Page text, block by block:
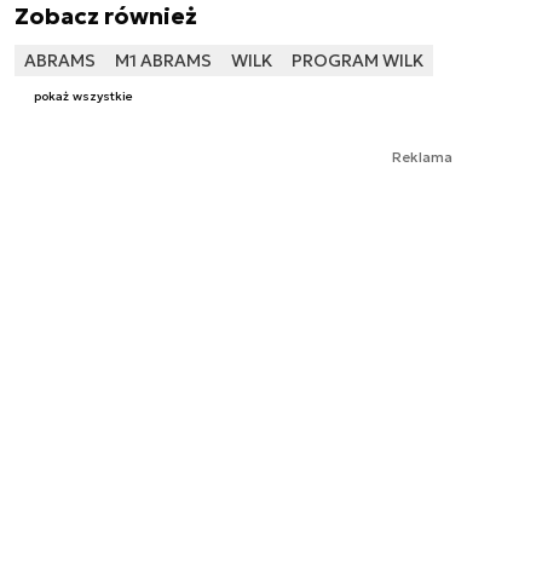
Zobacz również
ABRAMS M1 ABRAMS WILK PROGRAM WILK
pokaż wszystkie
Reklama